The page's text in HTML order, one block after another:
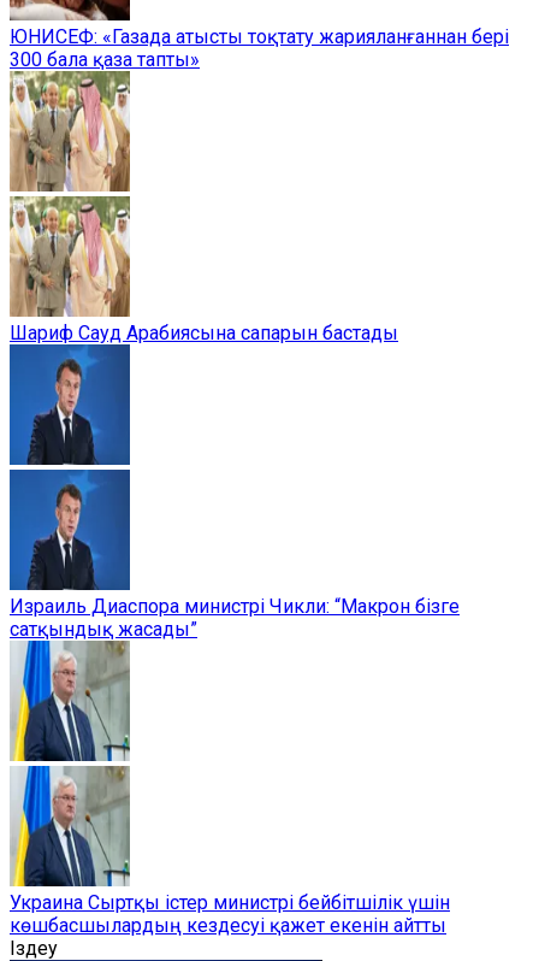
ЮНИСЕФ: «Газада атысты тоқтату жарияланғаннан бері
300 бала қаза тапты»
Шариф Сауд Арабиясына сапарын бастады
Израиль Диаспора министрі Чикли: “Макрон бізге
сатқындық жасады”
Украина Сыртқы істер министрі бейбітшілік үшін
көшбасшылардың кездесуі қажет екенін айтты
Іздеу